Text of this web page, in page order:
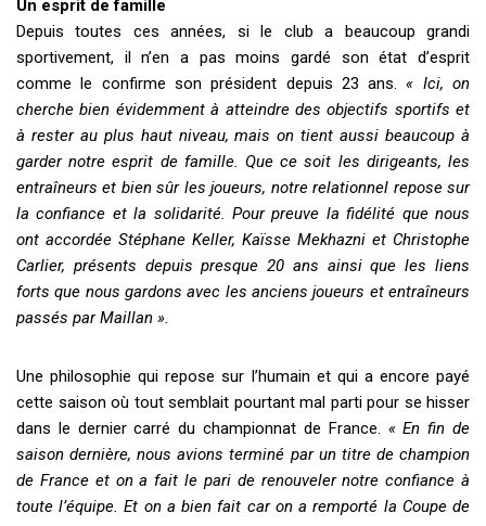
Un esprit de famille
Depuis toutes ces années, si le club a beaucoup grandi
sportivement, il n’en a pas moins gardé son état d’esprit
comme le confirme son président depuis 23 ans.« Ici, on
cherche bien évidemment à atteindre des objectifs sportifs et
à rester au plus haut niveau, mais on tient aussi beaucoup à
garder notre esprit de famille. Que ce soit les dirigeants, les
entraîneurs et bien sûr les joueurs, notre relationnel repose sur
la confiance et la solidarité. Pour preuve la fidélité que nous
ont accordée Stéphane Keller, Kaïsse Mekhazni et Christophe
Carlier, présents depuis presque 20 ans ainsi que les liens
forts que nous gardons avec les anciens joueurs et entraîneurs
passés par Maillan ».
Une philosophie qui repose sur l’humain et qui a encore payé
cette saison où tout semblait pourtant mal parti pour se hisser
dans le dernier carré du championnat de France. « En fin de
saison dernière, nous avions terminé par un titre de champion
de France et on a fait le pari de renouveler notre confiance à
toute l’équipe. Et on a bien fait car on a remporté la Coupe de